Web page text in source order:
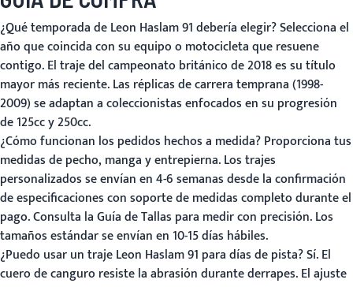
¿Qué temporada de Leon Haslam 91 debería elegir?Selecciona el
año que coincida con su equipo o motocicleta que resuene
contigo. El traje del campeonato británico de 2018 es su título
mayor más reciente. Las réplicas de carrera temprana (1998-
2009) se adaptan a coleccionistas enfocados en su progresión
de 125cc y 250cc.
¿Cómo funcionan los pedidos hechos a medida?Proporciona tus
medidas de pecho, manga y entrepierna. Los trajes
personalizados se envían en 4-6 semanas desde la confirmación
de especificaciones con soporte de medidas completo durante el
pago. Consulta laGuía de Tallas para medir con precisión. Los
tamaños estándar se envían en 10-15 días hábiles.
¿Puedo usar un traje Leon Haslam 91 para días de pista?Sí. El
cuero de canguro resiste la abrasión durante derrapes. El ajuste